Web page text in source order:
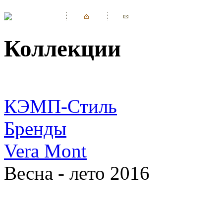
Коллекции
КЭМП-Стиль
Бренды
Vera Mont
Весна - лето 2016